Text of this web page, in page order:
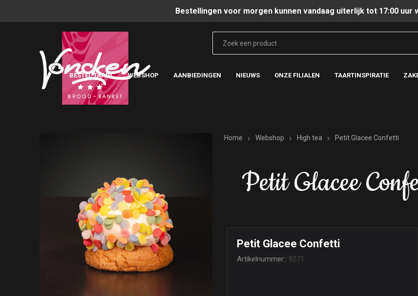
Bestellingen voor morgen kunnen vandaag uiterlijk tot 17:00 uur
BESTEL TAART WEBSHOP AANBIEDINGEN NIEUWS ONZE FILIALEN TAARTINSPIRATIE
Home Webshop High tea Petit Glacee Confetti
Petit Glacee
Petit Glacee Confetti
Artikelnummer:: 9271